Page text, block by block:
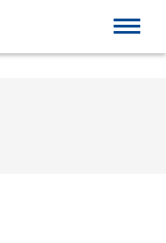
界杯(中国)